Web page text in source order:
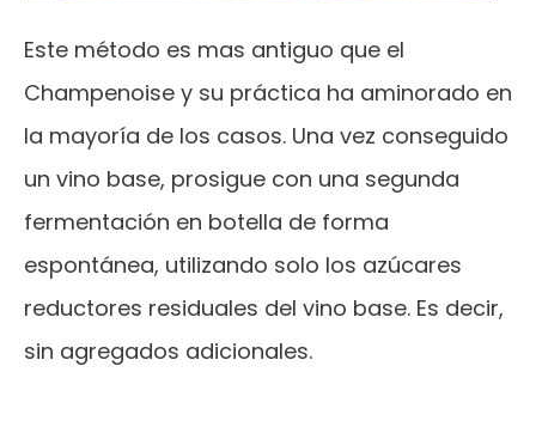
Este método es mas antiguo que el
Champenoise y su práctica ha aminorado en
la mayoría de los casos. Una vez conseguido
un vino base, prosigue con una segunda
fermentación en botella de forma
espontánea, utilizando solo los azúcares
reductores residuales del vino base. Es decir,
sin agregados adicionales.